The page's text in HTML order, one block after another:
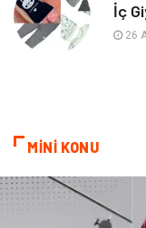
Endüstriyel Ürünler
Dernekler ve
İç
26
MİNİ KONU